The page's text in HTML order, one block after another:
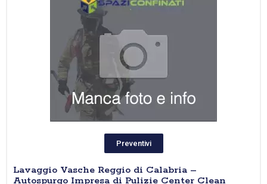
Preventivi
Lavaggio Vasche Reggio di Calabria –
Autospurgo Impresa di Pulizie Center Clean